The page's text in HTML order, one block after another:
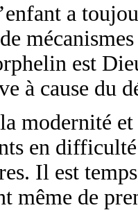
a
est
à cause du
modernité
en
Il est
même de